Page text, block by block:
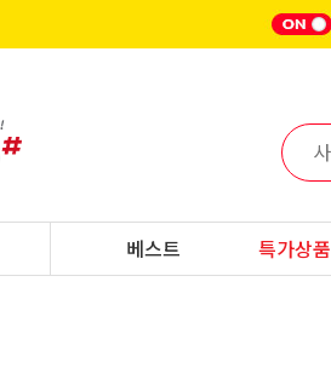
베스트 특가상품